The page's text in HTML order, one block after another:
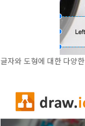
글자와 도형에 대한 다양